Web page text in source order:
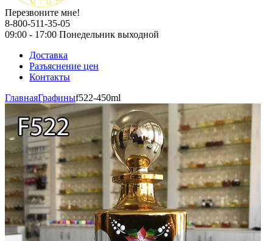
Перезвоните мне!
8-800-511-35-05
09:00 - 17:00 Понедельник выходной
Доставка
Разъяснение цен
Контакты
ГлавнаяГрафиныf522-450ml